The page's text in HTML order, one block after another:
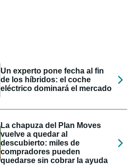
Un experto pone fecha al fin
de los híbridos: el coche
eléctrico dominará el mercado
La chapuza del Plan Moves
vuelve a quedar al
descubierto: miles de
compradores pueden
quedarse sin cobrar la ayuda